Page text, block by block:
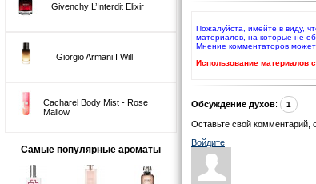
Givenchy L’Interdit Elixir
Giorgio Armani I Will
Cacharel Body Mist - Rose
Mallow
Самые популярные ароматы
Пожалуйста, имейте в виду,
материалов, на которые не
Мнение комментаторов
Использование материалов
Обсуждение духов: 1
Оставьте свой комментарий,
Войдите